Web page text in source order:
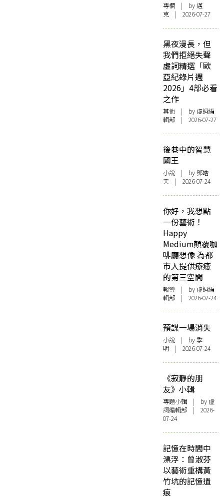
專欄 | by邁
克 | 2026-07-27
黑夜漫長，但
我們拒絕失聲
虛詞精選「歐
亞紀錄片週
2026」4部必看
之作
其他 | by 虛詞編
輯部 | 2026-07-27
後巷中的智慧
國王
小說 | by 鄧皓
天 | 2026-07-24
你好，我想點
一份藝術！
Happy
Medium顛覆咖
啡廳想像 為都
市人提供療癒
的第三空間
報導 | by 虛詞編
輯部 | 2026-07-24
預謀一場消失
小說 | by 季
明 | 2026-07-24
《寂靜的朋
友》小輯
專題小輯 | by 虛
詞編輯部 | 2026-
07-24
記憶在時間中
漂浮：曾淑芬
以藝術重構黃
竹坑的記憶遺
痕